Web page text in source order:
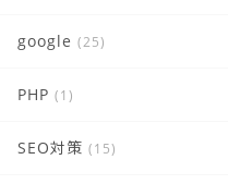
google (25)
PHP (1)
SEO対策 (15)